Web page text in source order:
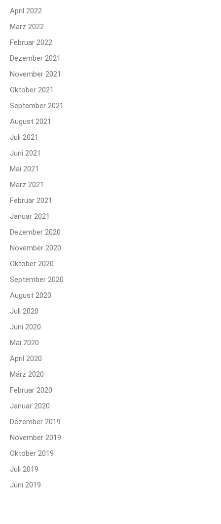
April 2022
März 2022
Februar 2022
Dezember 2021
November 2021
Oktober 2021
September 2021
August 2021
Juli 2021
Juni 2021
Mai 2021
März 2021
Februar 2021
Januar 2021
Dezember 2020
November 2020
Oktober 2020
September 2020
August 2020
Juli 2020
Juni 2020
Mai 2020
April 2020
März 2020
Februar 2020
Januar 2020
Dezember 2019
November 2019
Oktober 2019
Juli 2019
Juni 2019